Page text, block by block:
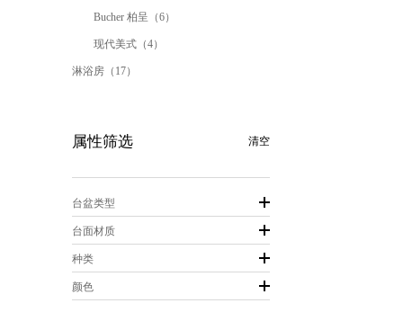
Bucher 柏呈（6）
现代美式（4）
淋浴房（17）
属性筛选 清空
台盆类型
台面材质
种类
颜色